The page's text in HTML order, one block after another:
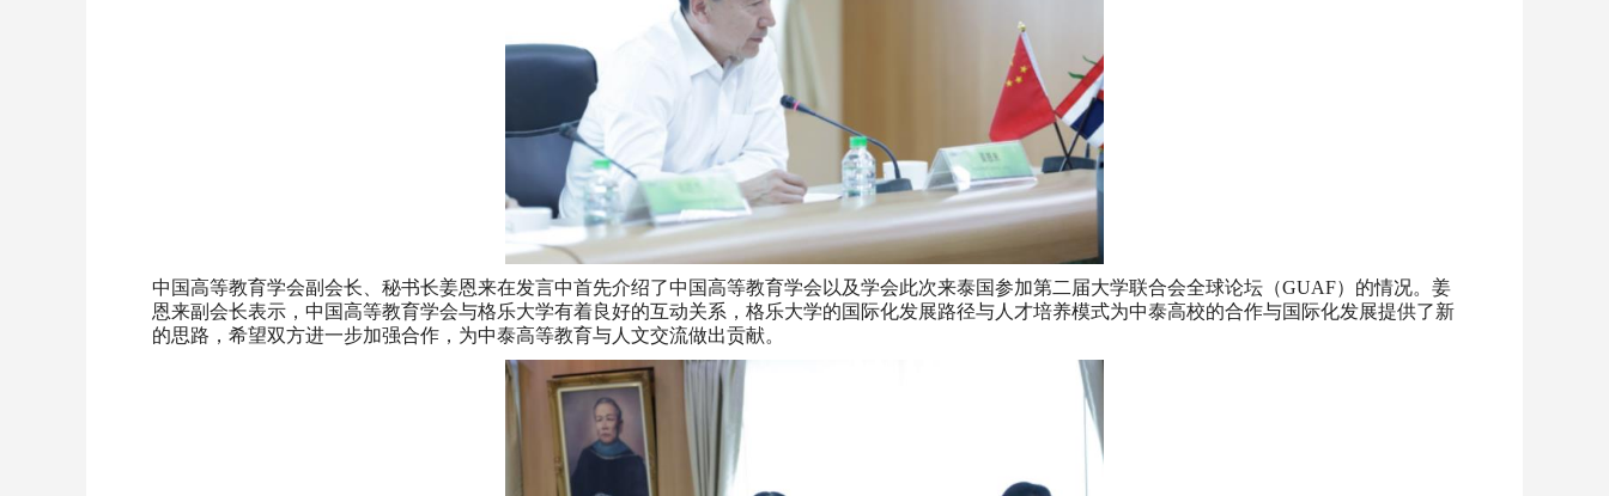
中国高等教育学会副会长、秘书长姜恩来在发言中首先介绍了中国高等教育学会以及学会此次来泰国参加第二届大学联合会全球论坛（GUAF）的情况。姜
恩来副会长表示，中国高等教育学会与格乐大学有着良好的互动关系，格乐大学的国际化发展路径与人才培养模式为中泰高校的合作与国际化发展提供了新
的思路，希望双方进一步加强合作，为中泰高等教育与人文交流做出贡献。